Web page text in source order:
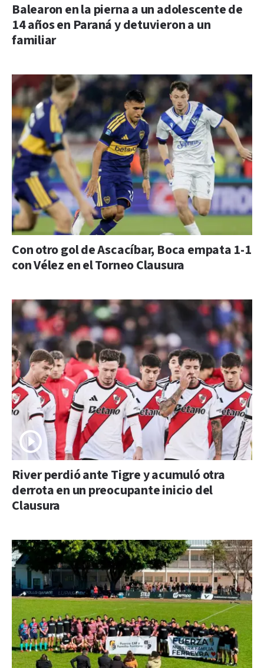
Balearon en la pierna a un adolescente de
14 años en Paraná y detuvieron a un
familiar
Con otro gol de Ascacíbar, Boca empata 1-1
con Vélez en el Torneo Clausura
River perdió ante Tigre y acumuló otra
derrota en un preocupante inicio del
Clausura